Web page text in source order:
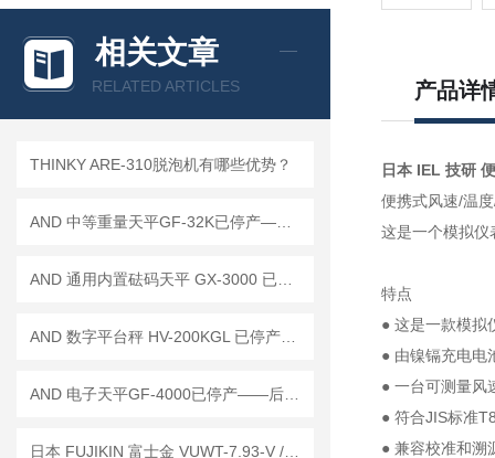
相关文章
RELATED ARTICLES
THINKY ARE-310脱泡机有哪些优势？
产品详
日本 IEL 技研
便携式风速/温
这是一个模拟仪
特点
● 这是一款模拟
● 由镍镉充电电
● 一台可测量风
● 符合JIS标准
● 兼容校准和溯